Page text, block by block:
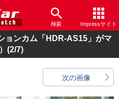
検索 Impressサイト
ョンカム「HDR-AS15」がマ
(2/7)
次の画像